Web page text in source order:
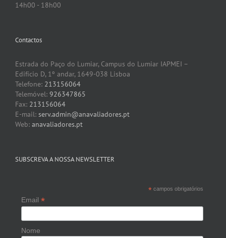
14h00 - 18h00
Contactos
Estrada do Paço do Lumiar, Campus do Lumiar IAPMEI –
Edifício D, 1º andar, 1649-038 Lisboa
Telefone: 213156064
Telemóvel: 926347865
Fax: 213156064
E-mail: serv.admin@anavaliadores.pt
Web: anavaliadores.pt
SUBSCREVA A NOSSA NEWSLETTER
*campos obrigatórios
Email *
Nome